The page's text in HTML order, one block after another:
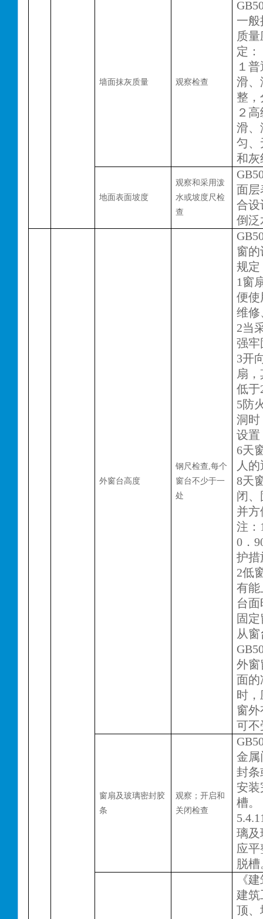
墙面抹灰质量 观察检查
一
质
定：
１
滑、
整，
２
滑、
匀、
和灰
地面表面坡度
观察和采用泼
水或坡度尺检
查
面
合设
倒泛
外窗台高度
钢尺检查,每个
窗台不少于一
处
窗
规定
1窗
便使
维修
2当
强
3开
扇
低于
5防
洞时
设置
6天
人
8天
闭
并方
注：
0．
护措
2低
有能
台
固
从
外窗
面的
时
窗
可
窗扇及玻璃密封胶
条
观察；开启和
关闭检查
金属
封条
安装
槽。
璃及
应
脱槽
《
建筑
顶、